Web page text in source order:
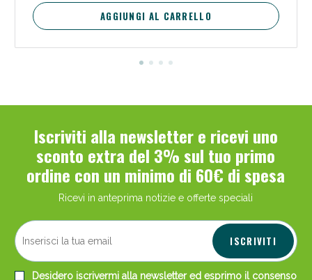
AGGIUNGI AL CARRELLO
Iscriviti alla newsletter e ricevi uno
sconto extra del 3% sul tuo primo
ordine con un minimo di 60€ di spesa
Ricevi in anteprima notizie e offerte speciali
ISCRIVITI
Desidero iscrivermi alla newsletter ed esprimo il consenso